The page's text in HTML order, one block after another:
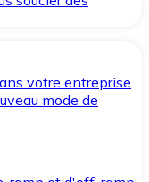
votre entreprise
mode de